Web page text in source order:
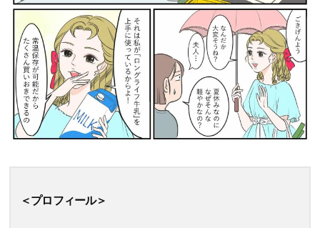
＜プロフィール＞